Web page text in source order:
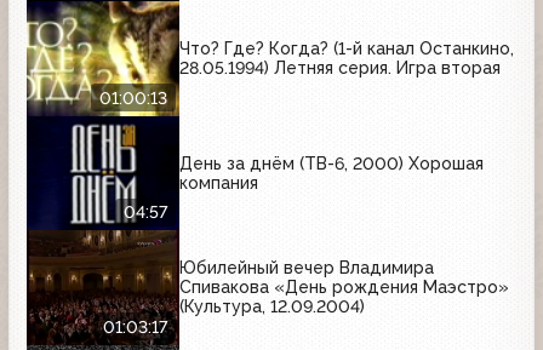
01:00:13
Что? Где? Когда? (1-й канал Останкино,
28.05.1994) Летняя серия. Игра вторая
04:57
День за днём (ТВ-6, 2000) Хорошая
компания
01:03:17
Юбилейный вечер Владимира
Спивакова «День рождения Маэстро»
(Культура, 12.09.2004)